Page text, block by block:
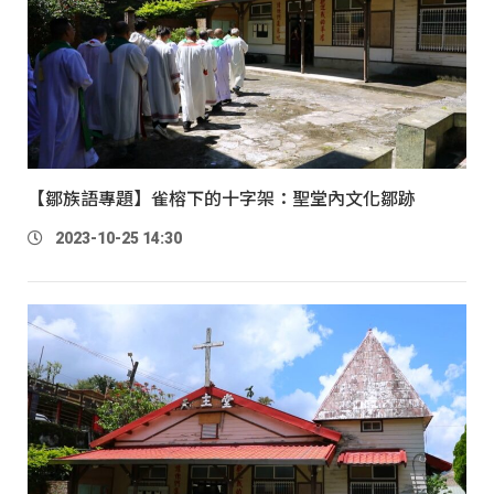
【鄒族語專題】雀榕下的十字架：聖堂內文化鄒跡
2023-10-25 14:30